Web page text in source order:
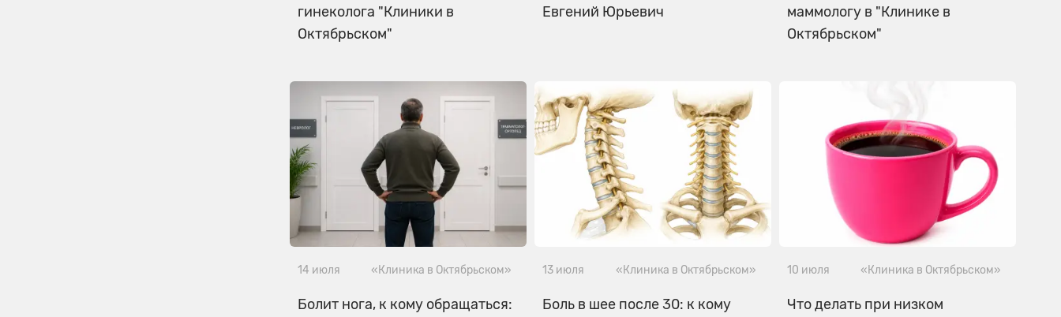
гинеколога "Клиники в
Октябрьском"
Евгений Юрьевич
маммологу в "Клинике в
Октябрьском"
14 июля «Клиника в Октябрьском»
Болит нога, к кому обращаться:
13 июля «Клиника в Октябрьском»
Боль в шее после 30: к кому
10 июля «Клиника в Октябрьском»
Что делать при низком